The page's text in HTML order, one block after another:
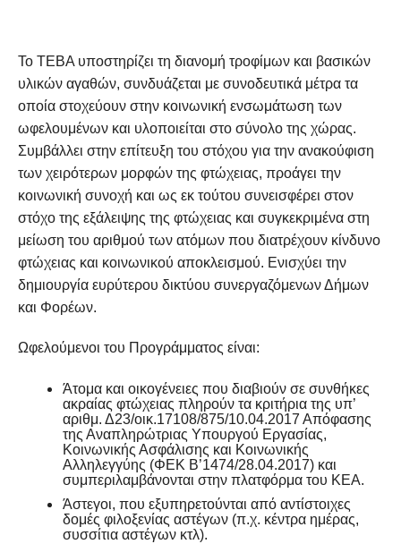
Το ΤΕΒΑ υποστηρίζει τη διανομή τροφίμων και βασικών
υλικών αγαθών, συνδυάζεται με συνοδευτικά μέτρα τα
οποία στοχεύουν στην κοινωνική ενσωμάτωση των
ωφελουμένων και υλοποιείται στο σύνολο της χώρας.
Συμβάλλει στην επίτευξη του στόχου για την ανακούφιση
των χειρότερων μορφών της φτώχειας, προάγει την
κοινωνική συνοχή και ως εκ τούτου συνεισφέρει στον
στόχο της εξάλειψης της φτώχειας και συγκεκριμένα στη
μείωση του αριθμού των ατόμων που διατρέχουν κίνδυνο
φτώχειας και κοινωνικού αποκλεισμού. Ενισχύει την
δημιουργία ευρύτερου δικτύου συνεργαζόμενων Δήμων
και Φορέων.
Ωφελούμενοι του Προγράμματος είναι:
Άτομα και οικογένειες που διαβιούν σε συνθήκες
ακραίας φτώχειας πληρούν τα κριτήρια της υπ’
αριθμ. Δ23/οικ.17108/875/10.04.2017 Απόφασης
της Αναπληρώτριας Υπουργού Εργασίας,
Κοινωνικής Ασφάλισης και Κοινωνικής
Αλληλεγγύης (ΦΕΚ Β’1474/28.04.2017) και
συμπεριλαμβάνονται στην πλατφόρμα του ΚΕΑ.
Άστεγοι, που εξυπηρετούνται από αντίστοιχες
δομές φιλοξενίας αστέγων (π.χ. κέντρα ημέρας,
συσσίτια αστέγων κτλ).